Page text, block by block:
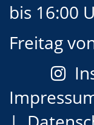
bis 16:00
Freitag